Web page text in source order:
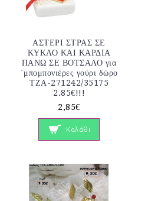
ΑΣΤΕΡΙ ΣΤΡΑΣ ΣΕ
ΚΥΚΛΟ ΚΑΙ ΚΑΡΔΙΑ
ΠΑΝΩ ΣΕ ΒΟΤΣΑΛΟ για
΄μπομπονιέρες γούρι δώρο
ΤΖΑ-271242/35175
2.85€!!!
2,85€
Καλάθι